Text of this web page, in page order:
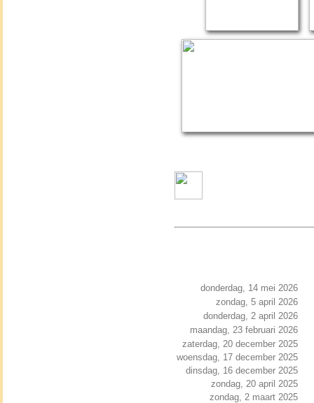
donderdag, 14 mei 2026
zondag, 5 april 2026
donderdag, 2 april 2026
maandag, 23 februari 2026
zaterdag, 20 december 2025
woensdag, 17 december 2025
dinsdag, 16 december 2025
zondag, 20 april 2025
zondag, 2 maart 2025